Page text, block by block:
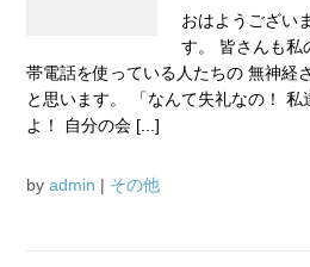
おはようござい
す。 皆さんも私
帯電話を使っている人たちの 無神経
と思います。 「なんて失礼なの！
よ！ 自分の会 [...]
by admin | その他